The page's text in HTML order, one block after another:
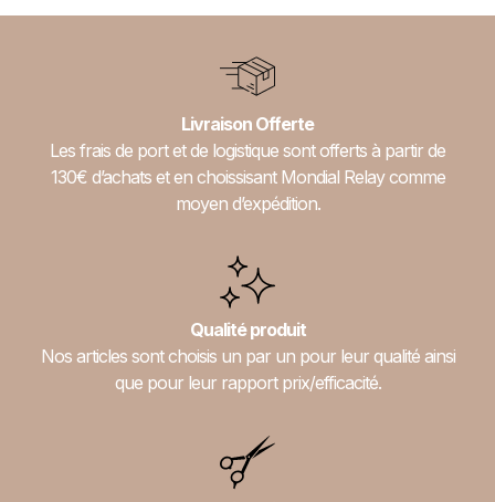
Livraison Offerte
Les frais de port et de logistique sont offerts à partir de
130€ d’achats et en choissisant Mondial Relay comme
moyen d’expédition.
Qualité produit
Nos articles sont choisis un par un pour leur qualité ainsi
que pour leur rapport prix/efficacité.